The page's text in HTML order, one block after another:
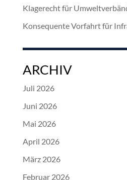
Klagerecht für
Konsequente Vorfahrt für
ARCHIV
Juli 2026
Juni 2026
Mai 2026
April 2026
März 2026
Februar 2026